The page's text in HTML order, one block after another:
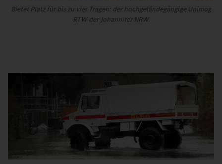
Bietet Platz für bis zu vier Tragen: der hochgeländegängige Unimog
RTW der Johanniter NRW.